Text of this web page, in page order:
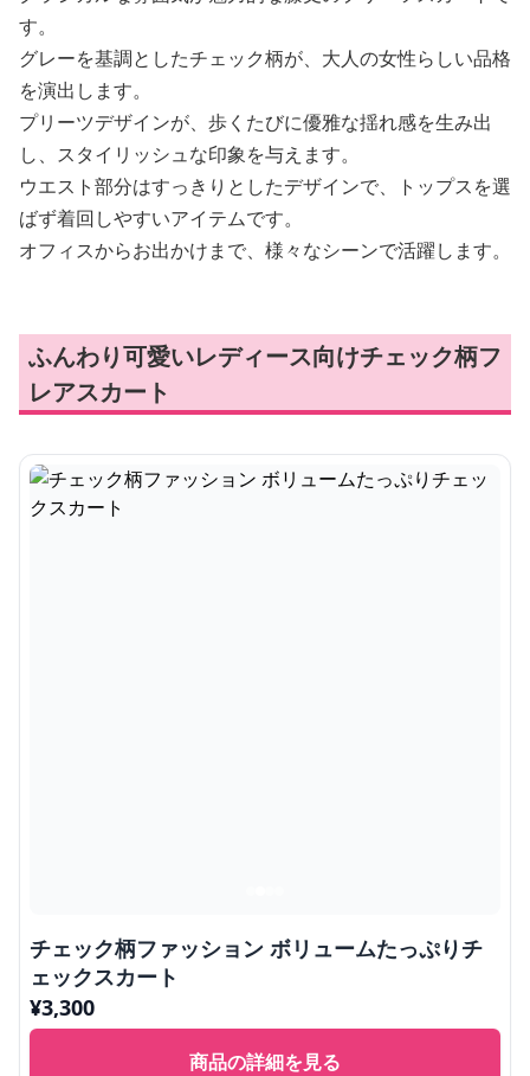
す。
グレーを基調としたチェック柄が、大人の女性らしい品格
を演出します。
プリーツデザインが、歩くたびに優雅な揺れ感を生み出
し、スタイリッシュな印象を与えます。
ウエスト部分はすっきりとしたデザインで、トップスを選
ばず着回しやすいアイテムです。
オフィスからお出かけまで、様々なシーンで活躍します。
ふんわり可愛いレディース向けチェック柄フ
レアスカート
チェック柄ファッション ボリュームたっぷりチ
ェックスカート
¥3,300
商品の詳細を見る